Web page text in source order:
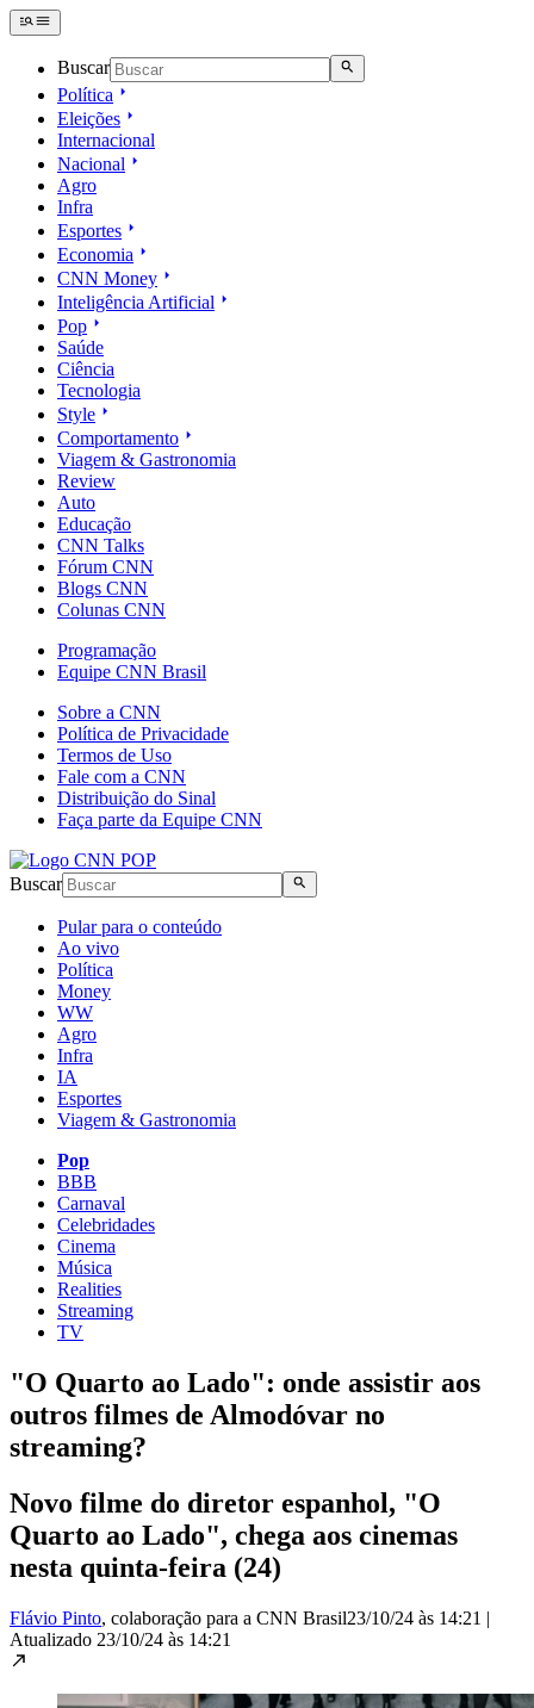
Buscar
Política
Eleições
Internacional
Nacional
Agro
Infra
Esportes
Economia
CNN Money
Inteligência Artificial
Pop
Saúde
Ciência
Tecnologia
Style
Comportamento
Viagem & Gastronomia
Review
Auto
Educação
CNN Talks
Fórum CNN
Blogs CNN
Colunas CNN
Programação
Equipe CNN Brasil
Sobre a CNN
Política de Privacidade
Termos de Uso
Fale com a CNN
Distribuição do Sinal
Faça parte da Equipe CNN
Buscar
Pular para o conteúdo
Ao vivo
Política
Money
WW
Agro
Infra
IA
Esportes
Viagem & Gastronomia
Pop
BBB
Carnaval
Celebridades
Cinema
Música
Realities
Streaming
TV
"O Quarto ao Lado": onde assistir aos
outros filmes de Almodóvar no
streaming?
Novo filme do diretor espanhol, "O
Quarto ao Lado", chega aos cinemas
nesta quinta-feira (24)
Flávio Pinto, colaboração para a CNN Brasil23/10/24 às 14:21 |
Atualizado 23/10/24 às 14:21